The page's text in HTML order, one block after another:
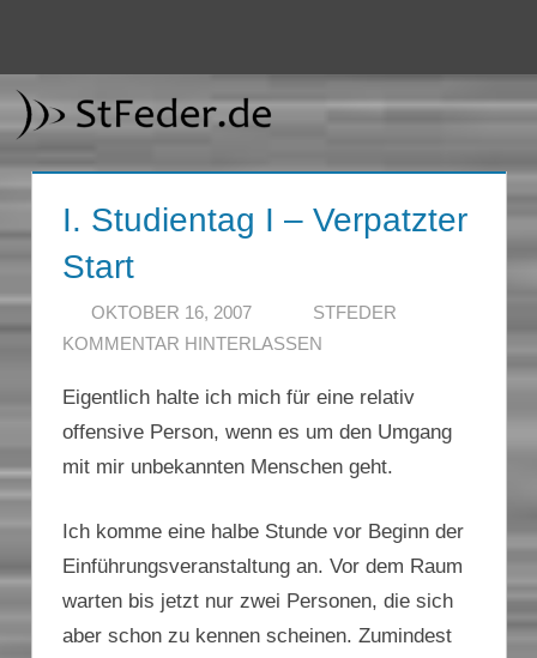
springen
I. Studientag I – Verpatzter
Start
OKTOBER 16, 2007
STFEDER
KOMMENTAR HINTERLASSEN
Eigentlich halte ich mich für eine relativ
offensive Person, wenn es um den Umgang
mit mir unbekannten Menschen geht.
Ich komme eine halbe Stunde vor Beginn der
Einführungsveranstaltung an. Vor dem Raum
warten bis jetzt nur zwei Personen, die sich
aber schon zu kennen scheinen. Zumindest